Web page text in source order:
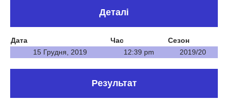
Деталі
Дата Час
Сезон
15 Грудня, 2019
12:39 pm 2019/20
Результат